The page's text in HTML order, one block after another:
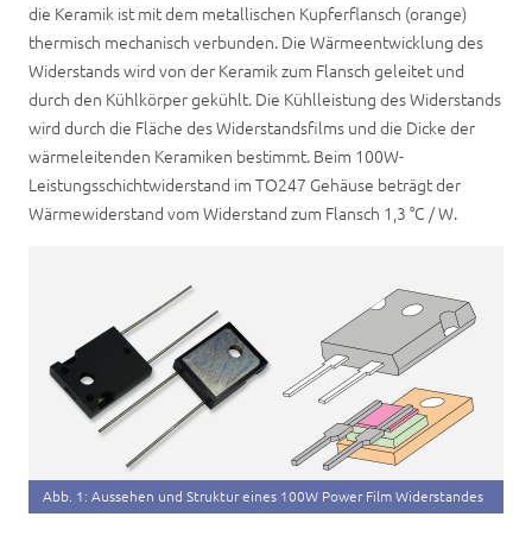
die Keramik ist mit dem metallischen Kupferflansch (orange)
thermisch mechanisch verbunden. Die Wärmeentwicklung des
Widerstands wird von der Keramik zum Flansch geleitet und
durch den Kühlkörper gekühlt. Die Kühlleistung des Widerstands
wird durch die Fläche des Widerstandsfilms und die Dicke der
wärmeleitenden Keramiken bestimmt. Beim 100W-
Leistungsschichtwiderstand im TO247 Gehäuse beträgt der
Wärmewiderstand vom Widerstand zum Flansch 1,3 °C / W.
Abb. 1: Aussehen und Struktur eines 100W Power Film Widerstandes